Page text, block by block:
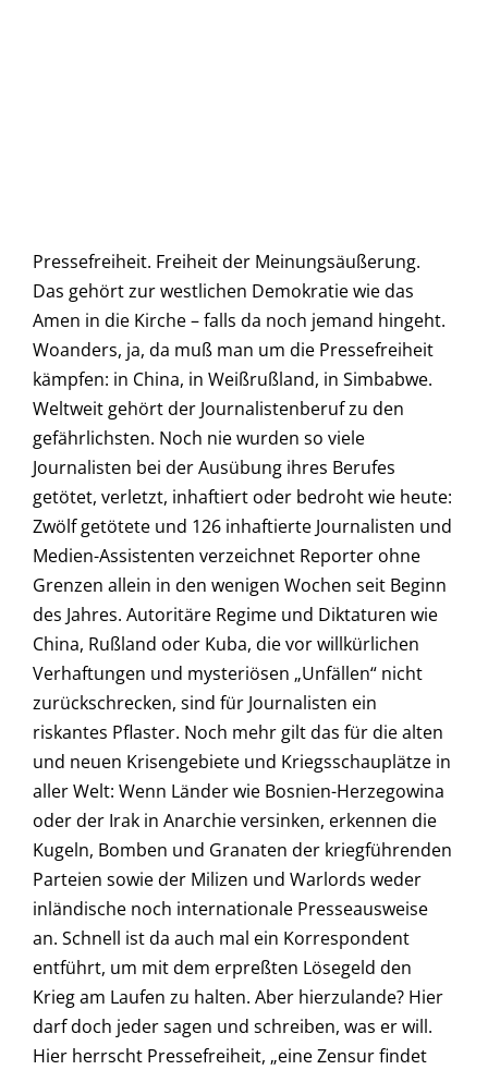
Pressefreiheit. Freiheit der Meinungsäußerung.
Das gehört zur westlichen Demokratie wie das
Amen in die Kirche – falls da noch jemand hingeht.
Woanders, ja, da muß man um die Pressefreiheit
kämpfen: in China, in Weißrußland, in Simbabwe.
Weltweit gehört der Journalistenberuf zu den
gefährlichsten. Noch nie wurden so viele
Journalisten bei der Ausübung ihres Berufes
getötet, verletzt, inhaftiert oder bedroht wie heute:
Zwölf getötete und 126 inhaftierte Journalisten und
Medien-Assistenten verzeichnet Reporter ohne
Grenzen allein in den wenigen Wochen seit Beginn
des Jahres. Autoritäre Regime und Diktaturen wie
China, Rußland oder Kuba, die vor willkürlichen
Verhaftungen und mysteriösen „Unfällen“ nicht
zurückschrecken, sind für Journalisten ein
riskantes Pflaster. Noch mehr gilt das für die alten
und neuen Krisengebiete und Kriegsschauplätze in
aller Welt: Wenn Länder wie Bosnien-Herzegowina
oder der Irak in Anarchie versinken, erkennen die
Kugeln, Bomben und Granaten der kriegführenden
Parteien sowie der Milizen und Warlords weder
inländische noch internationale Presseausweise
an. Schnell ist da auch mal ein Korrespondent
entführt, um mit dem erpreßten Lösegeld den
Krieg am Laufen zu halten. Aber hierzulande? Hier
darf doch jeder sagen und schreiben, was er will.
Hier herrscht Pressefreiheit, „eine Zensur findet